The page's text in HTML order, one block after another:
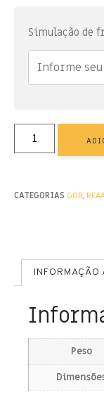
Simulação de
CATEGORIAS GOB,
INFORMAÇÃO
Peso